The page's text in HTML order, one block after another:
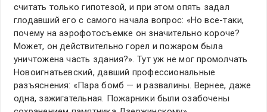
считать только гипотезой, и при этом опять задал
глодавший его с самого начала вопрос: «Но все-таки,
почему на аэрофотосъемке он значительно короче?
Может, он действительно горел и пожаром была
уничтожена часть здания?». Тут уж не мог промолчать
Новоигнатьевский, давший профессиональные
разъяснения: «Пара бомб — и развалины. Вернее, даже
одна, зажигательная. Пожарники были озабочены